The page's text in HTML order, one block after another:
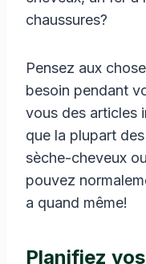
chaussures?
Pensez aux
besoin pendant
vous des articles
que la plupart
sèche-cheveux
pouvez
a quand même!
Planifiez